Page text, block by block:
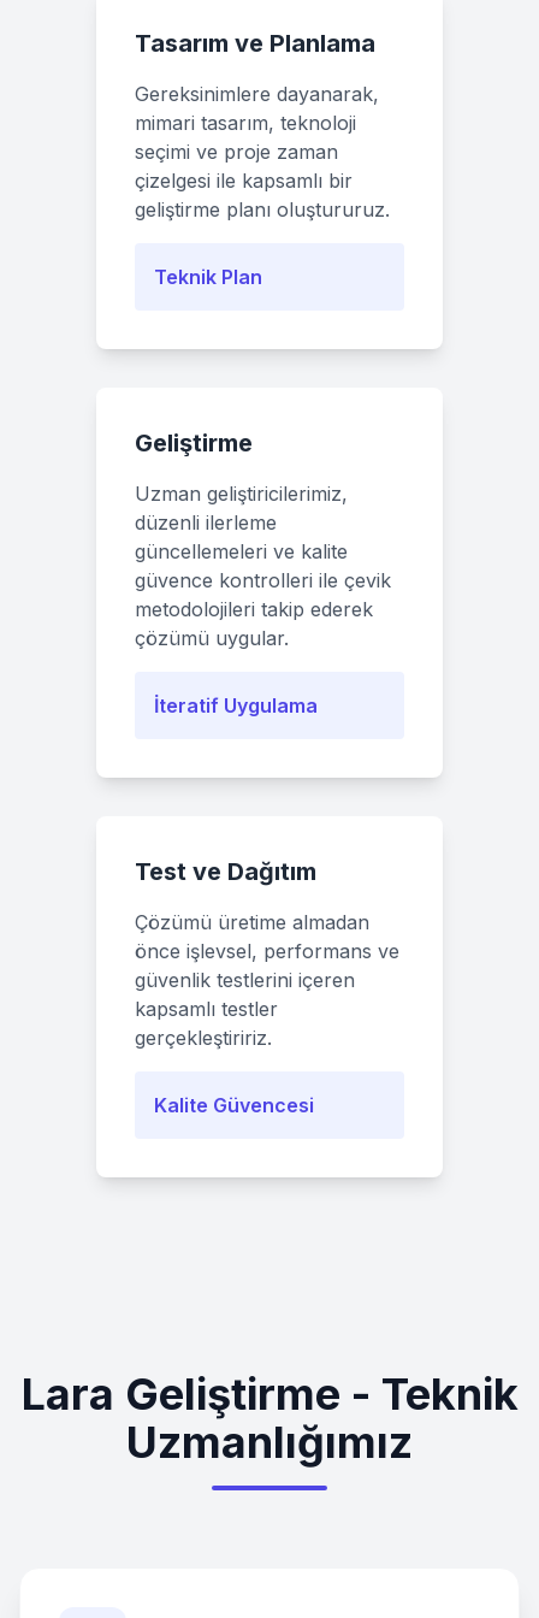
Tasarım ve Planlama
Gereksinimlere dayanarak,
mimari tasarım, teknoloji
seçimi ve proje zaman
çizelgesi ile kapsamlı bir
geliştirme planı oluştururuz.
Teknik Plan
Geliştirme
Uzman geliştiricilerimiz,
düzenli ilerleme
güncellemeleri ve kalite
güvence kontrolleri ile çevik
metodolojileri takip ederek
çözümü uygular.
İteratif Uygulama
Test ve Dağıtım
Çözümü üretime almadan
önce işlevsel, performans ve
güvenlik testlerini içeren
kapsamlı testler
gerçekleştiririz.
Kalite Güvencesi
Lara Geliştirme - Teknik
Uzmanlığımız